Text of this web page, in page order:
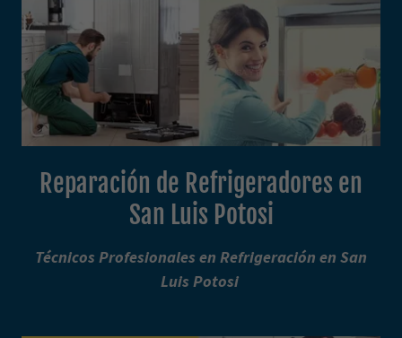
Reparación de Refrigeradores en
San Luis Potosi
Técnicos Profesionales en Refrigeración en San
Luis Potosi